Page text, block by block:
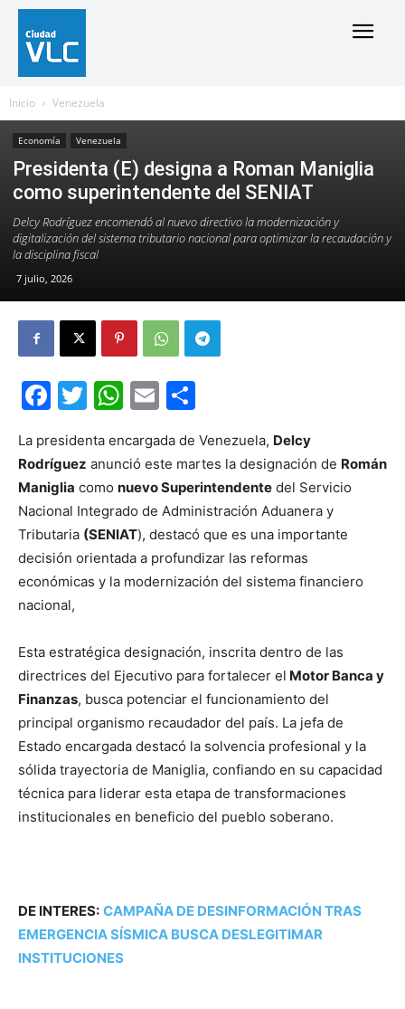
Inicio Venezuela
Economía Venezuela
Presidenta (E) designa a Roman Maniglia
como superintendente del SENIAT
Delcy Rodríguez encomendó al nuevo directivo la modernización y
digitalización del sistema tributario nacional para optimizar la recaudación y
la disciplina fiscal
7 julio, 2026
Facebook
Twitter
WhatsApp
Email
La presidenta encargada de Venezuela, Delcy
Rodríguez anunció este martes la designación de Román
Maniglia como nuevo Superintendente del Servicio
Nacional Integrado de Administración Aduanera y
Tributaria (SENIAT), destacó que es una importante
decisión orientada a profundizar las reformas
económicas y la modernización del sistema financiero
nacional,
Esta estratégica designación, inscrita dentro de las
directrices del Ejecutivo para fortalecer el Motor Banca y
Finanzas, busca potenciar el funcionamiento del
principal organismo recaudador del país. La jefa de
Estado encargada destacó la solvencia profesional y la
sólida trayectoria de Maniglia, confiando en su capacidad
técnica para liderar esta etapa de transformaciones
institucionales en beneficio del pueblo soberano.
DE INTERES: CAMPAÑA DE DESINFORMACIÓN TRAS
EMERGENCIA SÍSMICA BUSCA DESLEGITIMAR
INSTITUCIONES